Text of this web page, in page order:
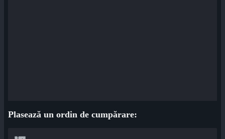
Plasează un ordin de cumpărare: